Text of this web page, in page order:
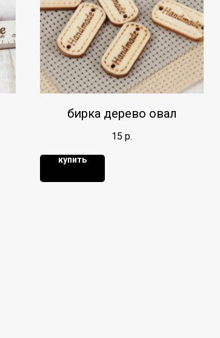
бирка дерево овал
15 р.
купить